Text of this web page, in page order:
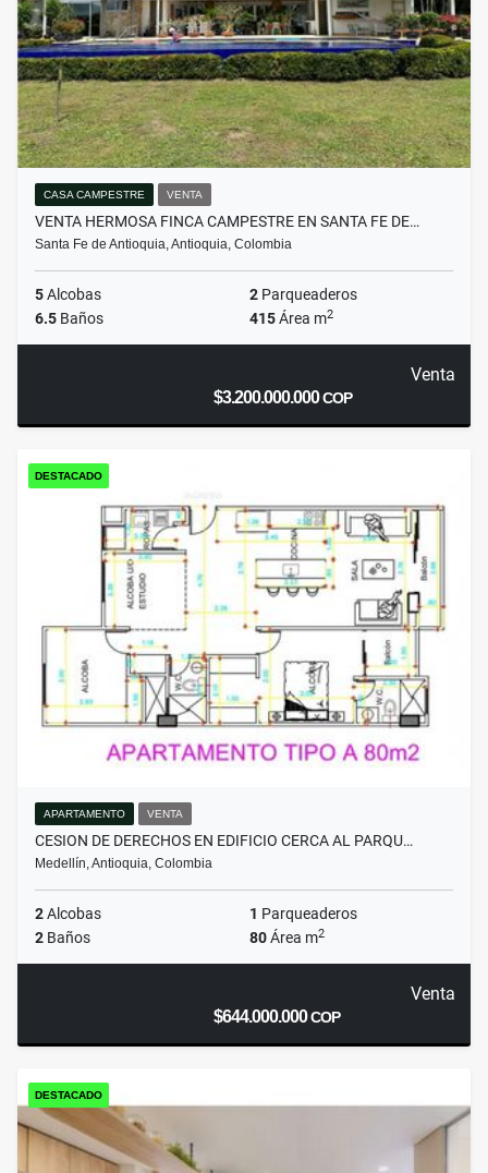
CASA CAMPESTRE VENTA
VENTA HERMOSA FINCA CAMPESTRE EN SANTA FE DE…
Santa Fe de Antioquia, Antioquia, Colombia
5Alcobas 2 Parqueaderos
6.5 Baños 415Área m2
Venta
$3.200.000.000COP
DESTACADO
APARTAMENTO VENTA
CESION DE DERECHOS EN EDIFICIO CERCA AL PARQU…
Medellín, Antioquia, Colombia
2Alcobas 1 Parqueaderos
2 Baños 80Área m2
Venta
$644.000.000COP
DESTACADO